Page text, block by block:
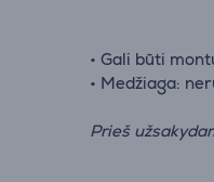
• Gali būti
• Medžiaga:
Prieš